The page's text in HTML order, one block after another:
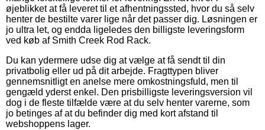
øjeblikket at få leveret til et afhentningssted, hvor du så selv
henter de bestilte varer lige når det passer dig. Løsningen er
jo ultra let, og endda ligeledes den billigste leveringsform
ved køb af Smith Creek Rod Rack.
Du kan ydermere udse dig at vælge at få sendt til din
privatbolig eller ud på dit arbejde. Fragttypen bliver
gennemsnitligt en anelse mere omkostningsfuld, men til
gengæld yderst enkel. Den prisbilligste leveringsversion vil
dog i de fleste tilfælde være at du selv henter varerne, som
jo betinges af at du befinder dig med kort afstand til
webshoppens lager.